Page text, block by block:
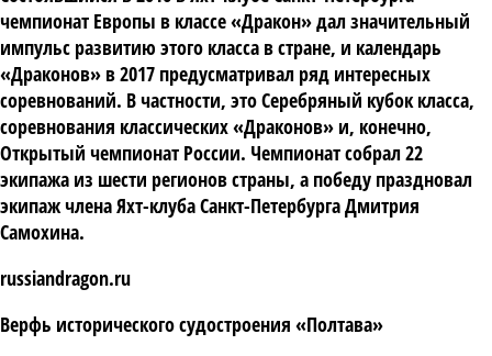
чемпионат Европы в классе «Дракон» дал значительный
импульс развитию этого класса в стране, и календарь
«Драконов» в 2017 предусматривал ряд интересных
соревнований. В частности, это Серебряный кубок класса,
соревнования классических «Драконов» и, конечно,
Открытый чемпионат России. Чемпионат собрал 22
экипажа из шести регионов страны, а победу праздновал
экипаж члена Яхт-клуба Санкт-Петербурга Дмитрия
Самохина.
russiandragon.ru
Верфь исторического судостроения «Полтава»